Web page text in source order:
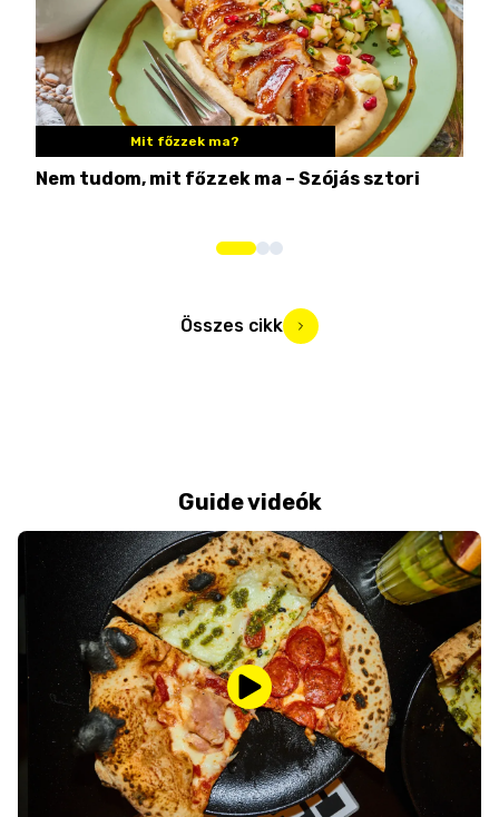
Mit főzzek ma?
Nem tudom, mit főzzek ma – Szójás sztori
Összes cikk
Guide videók